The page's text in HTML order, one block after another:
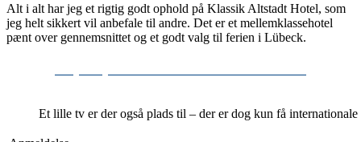
Alt i alt har jeg et rigtig godt ophold på Klassik Altstadt Hotel, som
jeg helt sikkert vil anbefale til andre. Det er et mellemklassehotel
pænt over gennemsnittet og et godt valg til ferien i Lübeck.
Et lille tv er der også plads til – der er dog kun få internationale